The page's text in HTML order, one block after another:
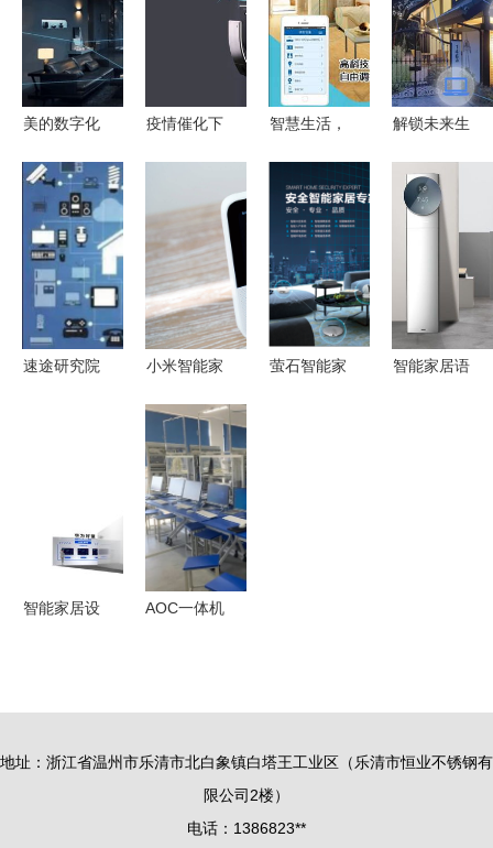
美的数字化
能家居为支
点，撬动未
来智慧生活
新格局
疫情催化下
备进化与生
活重构
智慧生活，
探索大兴安
岭聪明屋的
智能家居生
态系统
解锁未来生
居安装指南
与核心设备
速途研究院
家居设备市
场发展分析
小米智能家
能中控开启
家居升级新
体验
萤石智能家
智能家居语
智能家居设
AOC一体机
智能家居设
备新生态
地址：浙江省温州市乐清市北白象镇白塔王工业区（乐清市恒业不锈钢有
限公司2楼）
电话：1386823**